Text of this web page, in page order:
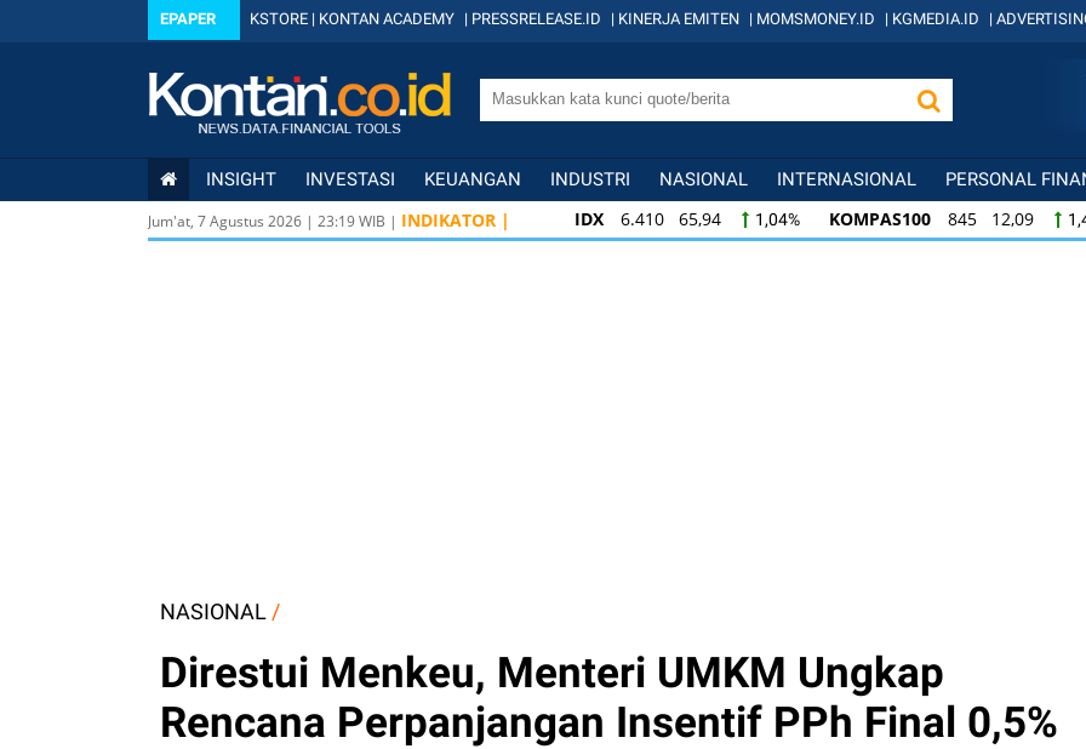
EPAPER KSTORE | KONTAN ACADEMY | PRESSRELEASE.ID | KINERJA EMITEN | MOMSMONEY.ID | KGMEDIA.ID |
INSIGHT INVESTASI KEUANGAN INDUSTRI NASIONAL INTERNASIONAL PERSONAL
Jum'at, 7 Agustus 2026 | 23:19WIB | INDIKATOR | IDX 6.410 65,94 1,04% KOMPAS100 845 12,09
KOMPAS100 845 12,09 1,45% LQ45 640 9,44
NASIONAL /
Direstui Menkeu, Menteri UMKM Ungkap
Rencana Perpanjangan Insentif PPh Final 0,5%